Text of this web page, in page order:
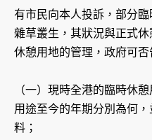
有市民向本人投訴，部分
雜草叢生，其狀況與正式
休憩用地的管理，政府可否
（一）現時全港的臨時休
用途至今的年期分別為何
料；